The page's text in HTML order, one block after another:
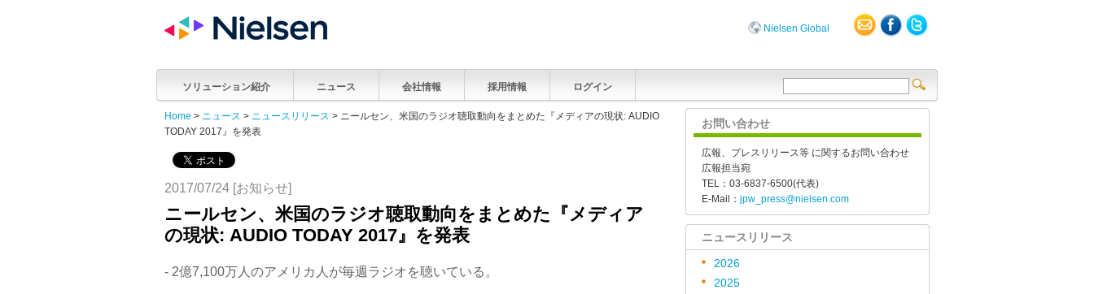
Nielsen Global
ソリューション紹介 ニュース 会社情報 採用情報 ログイン
Home > ニュース > ニュースリリース > ニールセン、米国のラジオ聴取動向をまとめた『メディアの現状: AUDIO
TODAY 2017』を発表
2017/07/24 [お知らせ]
ニールセン、米国のラジオ聴取動向をまとめた『メディア
の現状: AUDIO TODAY 2017』を発表
- 2億7,100万人のアメリカ人が毎週ラジオを聴いている。
お問い合わせ
広報、プレスリリース等 に関するお問い合わせ
広報担当宛
TEL：03-6837-6500(代表)
E-Mail： jpw_press@nielsen.com
ニュースリリース
2026
2025